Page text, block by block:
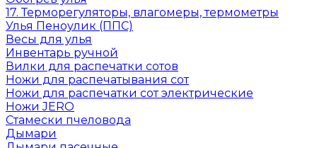
17. Терморегуляторы, влагомеры, термометры
Улья Пеноулик (ППС)
Весы для улья
Инвентарь ручной
Вилки для распечатки сотов
Ножи для распечатывания сот
Ножи для распечатки сот электрические
Ножи JERO
Стамески пчеловода
Дымари